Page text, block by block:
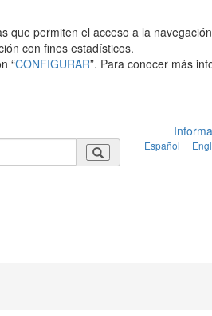
que permiten el acceso a la
con fines estadísticos.
“CONFIGURAR”. Para conocer más
Español |